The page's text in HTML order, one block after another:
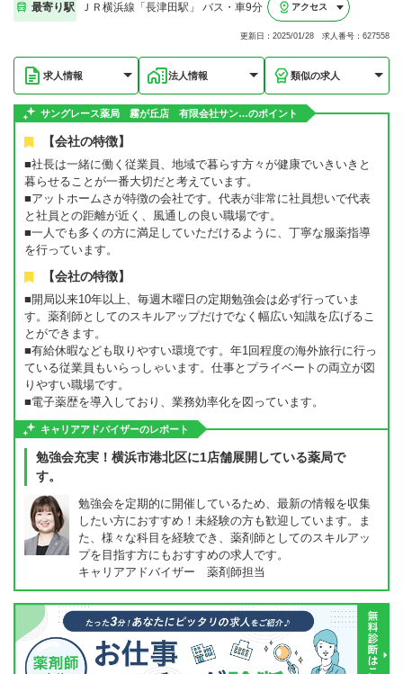
最寄り駅 ＪＲ横浜線「長津田駅」 バス・車9分 アクセス
更新日：2025/01/28 求人番号：627558
求人情報 法人情報 類似の求人
サングレース薬局 霧が丘店 有限会社サン…のポイント
【会社の特徴】
■社長は一緒に働く従業員、地域で暮らす方々が健康でいきいきと
暮らせることが一番大切だと考えています。
■アットホームさが特徴の会社です。代表が非常に社員想いで代表
と社員との距離が近く、風通しの良い職場です。
■一人でも多くの方に満足していただけるように、丁寧な服薬指導
を行っています。
【会社の特徴】
■開局以来10年以上、毎週木曜日の定期勉強会は必ず行っていま
す。薬剤師としてのスキルアップだけでなく幅広い知識を広げるこ
とができます。
■有給休暇なども取りやすい環境です。年1回程度の海外旅行に行っ
ている従業員もいらっしゃいます。仕事とプライベートの両立が図
りやすい職場です。
■電子薬歴を導入しており、業務効率化を図っています。
キャリアアドバイザーのレポート
勉強会充実！横浜市港北区に1店舗展開している薬局で
す。
勉強会を定期的に開催しているため、最新の情報を収集
したい方におすすめ！未経験の方も歓迎しています。ま
た、様々な科目を経験でき、薬剤師としてのスキルアッ
プを目指す方にもおすすめの求人です。
キャリアアドバイザー 薬剤師担当